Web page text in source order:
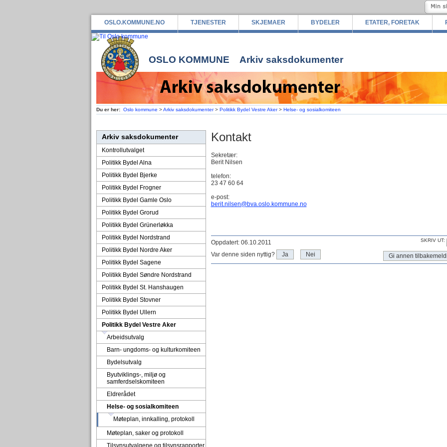
OSLO.KOMMUNE.NO TJENESTER SKJEMAER BYDELER ETATER, FORETAK
OSLO KOMMUNE Arkiv saksdokumenter
Du er her: Oslo kommune >Arkiv saksdokumenter> Politikk Bydel Vestre Aker> Helse- og sosialkomiteen
Arkiv saksdokumenter
Kontrollutvalget
Politikk Bydel Alna
Politikk Bydel Bjerke
Politikk Bydel Frogner
Politikk Bydel Gamle Oslo
Politikk Bydel Grorud
Politikk Bydel Grünerløkka
Politikk Bydel Nordstrand
Politikk Bydel Nordre Aker
Politikk Bydel Sagene
Politikk Bydel Søndre Nordstrand
Politikk Bydel St. Hanshaugen
Politikk Bydel Stovner
Politikk Bydel Ullern
Politikk Bydel Vestre Aker
Arbeidsutvalg
Barn- ungdoms- og kulturkomiteen
Bydelsutvalg
Byutviklings-, miljø og
samferdselskomiteen
Eldrerådet
Helse- og sosialkomiteen
Møteplan, innkalling, protokoll
Møteplan, saker og protokoll
Tilsynsutvalgene og tilsynsrapporter
Kontakt
Sekretær:
Berit Nilsen
telefon:
23 47 60 64
e-post:
berit.nilsen@bva.oslo.kommune.no
Oppdatert: 06.10.2011 SKRIV UT:
Var denne siden nyttig? Ja Nei Gi annen